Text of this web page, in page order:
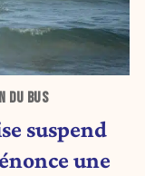
DU BUS
suspend
une